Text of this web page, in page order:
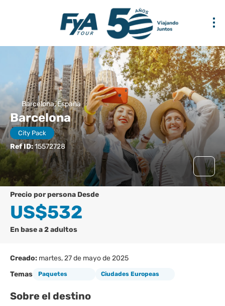
Barcelona, España
Barcelona
City Pack
Ref ID:15572728
precio por persona Desde
US$532
En base a 2 adultos
Creado: martes, 27 de mayo de 2025
Temas
Paquetes Ciudades Europeas
Sobre el destino